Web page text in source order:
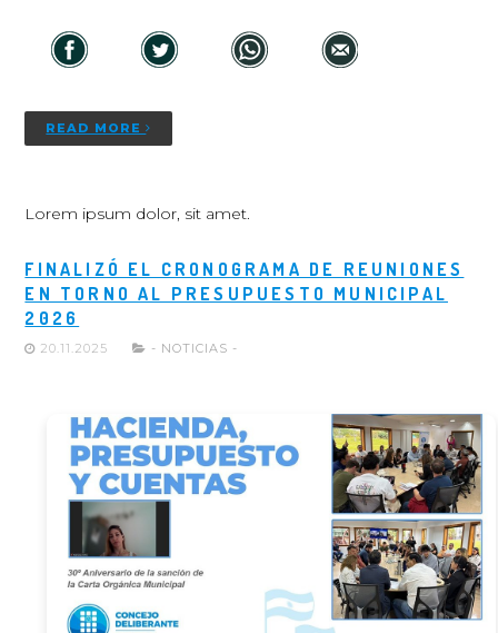
READ MORE
Lorem ipsum dolor, sit amet.
FINALIZÓ EL CRONOGRAMA DE REUNIONES
EN TORNO AL PRESUPUESTO MUNICIPAL
2026
20.11.2025 - NOTICIAS -